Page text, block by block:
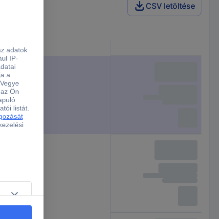
CSV letöltése